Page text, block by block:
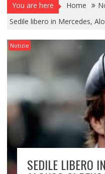
You are here Home
Sedile libero in Mercedes,
Notizie
SEDILE LIBERO